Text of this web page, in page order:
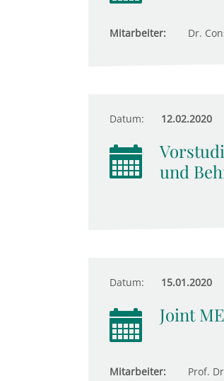
Mitarbeiter: Dr.
Datum: 12.02.2020
und
Datum: 15.01.2020
Joint
Mitarbeiter: Prof.